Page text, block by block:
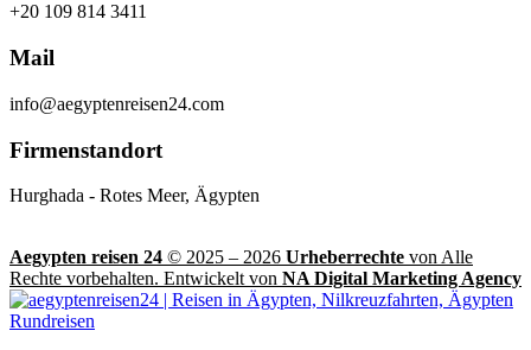
+20 109 814 3411
Mail
info@aegyptenreisen24.com
Firmenstandort
Hurghada - Rotes Meer, Ägypten
Aegypten reisen 24 © 2025 – 2026 Urheberrechte von Alle
Rechte vorbehalten. Entwickelt von NA Digital Marketing Agency